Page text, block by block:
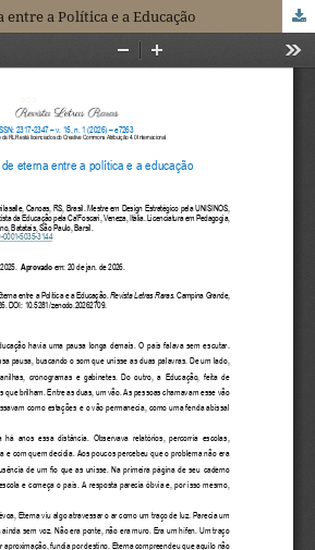
entre a Política e a Educação